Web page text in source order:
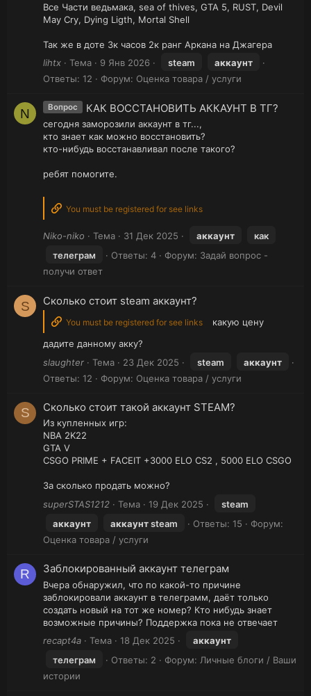
Все Части ведьмака, sea of thives, GTA 5, RUST, Devil
May Cry, Dying Ligth, Mortal Shell
Так же в доте 3к часов 2к ранг Аркана на Джагера
lihtx
Тема 9 Янв 2026 steam
аккаунт
Ответы: 12
Форум: Оценка товара / услуги
N Вопрос КАК ВОССТАНОВИТЬ АККАУНТ В ТГ?
сегодня заморозили аккаунт в тг...,
кто знает как можно восстановить?
кто-нибудь восстанавливал после такого?
ребят помогите.
You must be registered for see links
Niko-niko Тема 31 Дек 2025 аккаунт
как
телеграм
Ответы: 4 Форум: Задай вопрос -
получи ответ
S Сколько стоит steam аккаунт?
You must be registered for see links
какую цену
дадите данному акку?
slaughter
Тема 23 Дек 2025 steam
аккаунт
Ответы: 12
Форум: Оценка товара / услуги
S Сколько стоит такой аккаунт STEAM?
Из купленных игр:
NBA 2K22
GTA V
CSGO PRIME + FACEIT +3000 ELO CS2 , 5000 ELO CSGO
За сколько продать можно?
superSTAS1212
Тема 19 Дек 2025
steam
аккаунт
аккаунтsteam Ответы: 15
Форум:
Оценка товара / услуги
R Заблокированный аккаунт телеграм
Вчера обнаружил, что по какой-то причине
заблокировали аккаунт в телеграмм, даёт только
создать новый на тот же номер? Кто нибудь знает
возможные причины? Поддержка пока не отвечает
recapt4a
Тема 18 Дек 2025
аккаунт
телеграм
Ответы: 2 Форум: Личные блоги / Ваши
истории